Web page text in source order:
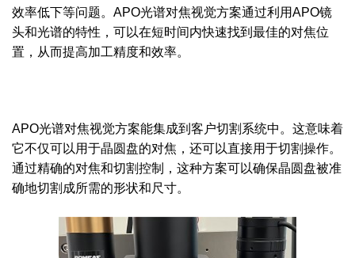
效率低下等问题。APO光谱对焦视觉方案通过利用APO镜
头和光谱的特性，可以在短时间内快速找到最佳的对焦位
置，从而提高加工精度和效率。
APO光谱对焦视觉方案能集成到客户切割系统中。这意味着
它不仅可以用于晶圆盘的对焦，还可以直接用于切割操作。
通过精确的对焦和切割控制，这种方案可以确保晶圆盘被准
确地切割成所需的形状和尺寸。